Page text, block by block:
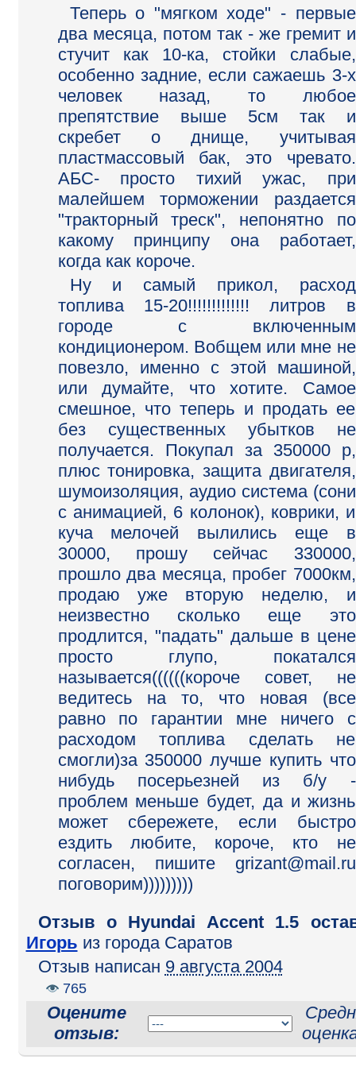
Теперь о "мягком ходе" - первые
два месяца, потом так - же гремит и
стучит как 10-ка, стойки слабые,
особенно задние, если сажаешь 3-х
человек назад, то любое
препятствие выше 5см так и
скребет о днище, учитывая
пластмассовый бак, это чревато.
АБС- просто тихий ужас, при
малейшем торможении раздается
"тракторный треск", непонятно по
какому принципу она работает,
когда как короче.
Ну и самый прикол, расход
топлива 15-20!!!!!!!!!!!!! литров в
городе с включенным
кондиционером. Вобщем или мне не
повезло, именно с этой машиной,
или думайте, что хотите. Самое
смешное, что теперь и продать ее
без существенных убытков не
получается. Покупал за 350000 р,
плюс тонировка, защита двигателя,
шумоизоляция, аудио система (сони
с анимацией, 6 колонок), коврики, и
куча мелочей вылились еще в
30000, прошу сейчас 330000,
прошло два месяца, пробег 7000км,
продаю уже вторую неделю, и
неизвестно сколько еще это
продлится, "падать" дальше в цене
просто глупо, покатался
называется((((((короче совет, не
ведитесь на то, что новая (все
равно по гарантии мне ничего с
расходом топлива сделать не
смогли)за 350000 лучше купить что
нибудь посерьезней из б/у -
проблем меньше будет, да и жизнь
может сбережете, если быстро
ездить любите, короче, кто не
согласен, пишите grizant@mail.ru
поговорим)))))))))
Отзыв o Hyundai Accent 1.5
Игорь из города Саратов
Отзыв написан 9 августа 2004
765
Оцените
отзыв: